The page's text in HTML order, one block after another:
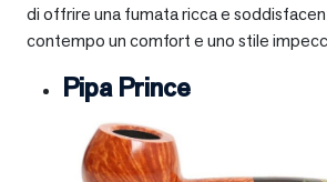
di offrire una fumata ricca e
contempo un comfort e uno stile
Pipa Prince